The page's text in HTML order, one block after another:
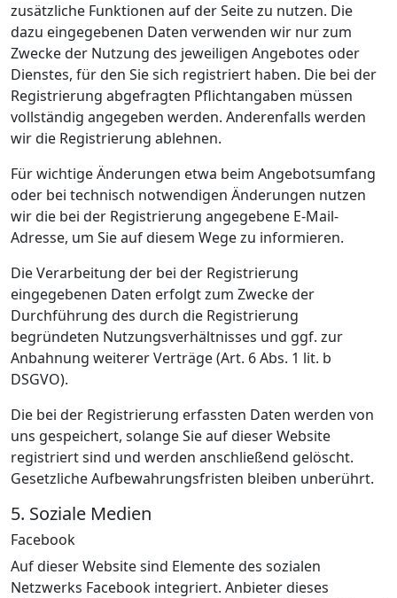
zusätzliche Funktionen auf der Seite zu nutzen. Die
dazu eingegebenen Daten verwenden wir nur zum
Zwecke der Nutzung des jeweiligen Angebotes oder
Dienstes, für den Sie sich registriert haben. Die bei der
Registrierung abgefragten Pflichtangaben müssen
vollständig angegeben werden. Anderenfalls werden
wir die Registrierung ablehnen.
Für wichtige Änderungen etwa beim Angebotsumfang
oder bei technisch notwendigen Änderungen nutzen
wir die bei der Registrierung angegebene E-Mail-
Adresse, um Sie auf diesem Wege zu informieren.
Die Verarbeitung der bei der Registrierung
eingegebenen Daten erfolgt zum Zwecke der
Durchführung des durch die Registrierung
begründeten Nutzungsverhältnisses und ggf. zur
Anbahnung weiterer Verträge (Art. 6 Abs. 1 lit. b
DSGVO).
Die bei der Registrierung erfassten Daten werden von
uns gespeichert, solange Sie auf dieser Website
registriert sind und werden anschließend gelöscht.
Gesetzliche Aufbewahrungsfristen bleiben unberührt.
5. Soziale Medien
Facebook
Auf dieser Website sind Elemente des sozialen
Netzwerks Facebook integriert. Anbieter dieses